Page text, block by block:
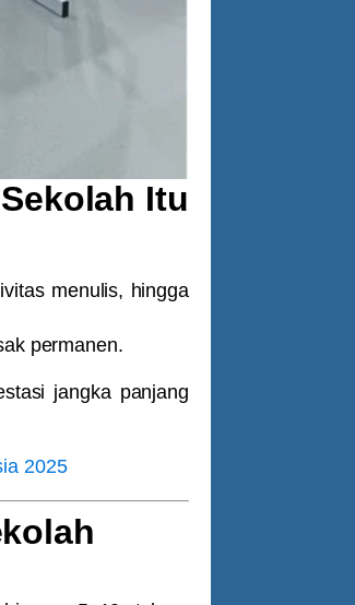
Itu
menulis, hingga
permanen.
jangka panjang
2025